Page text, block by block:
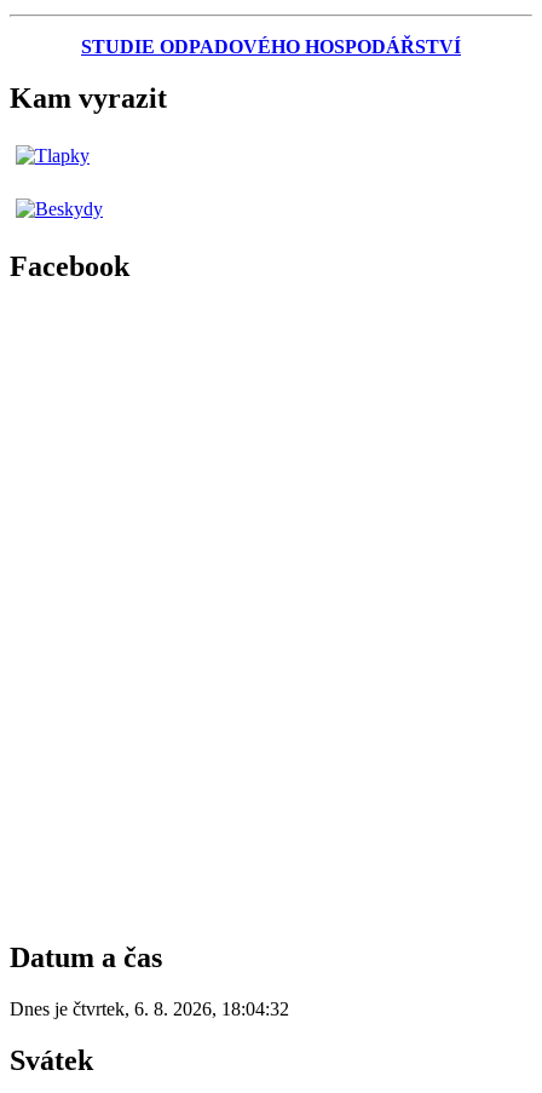
STUDIE ODPADOVÉHO HOSPODÁŘSTVÍ
Kam vyrazit
Facebook
Datum a čas
Dnes je čtvrtek, 6. 8. 2026, 18:04:32
Svátek